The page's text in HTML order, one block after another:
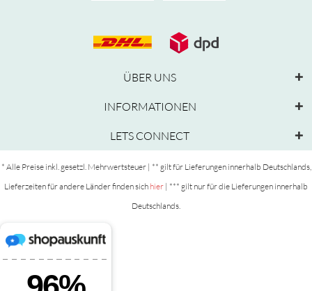
ÜBER UNS
INFORMATIONEN
LETS CONNECT
* Alle Preise inkl. gesetzl. Mehrwertsteuer | ** gilt für Lieferungen innerhalb Deutschlands,
Lieferzeiten für andere Länder finden sich hier | *** gilt nur für die Lieferungen innerhalb
Deutschlands.